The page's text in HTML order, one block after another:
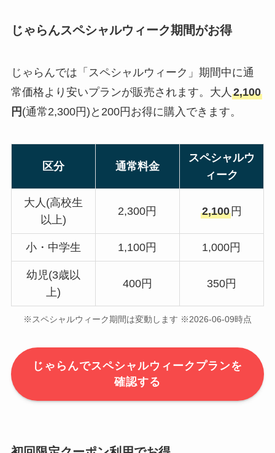
じゃらんスペシャルウィーク期間がお得
じゃらんでは「スペシャルウィーク」期間中に通
常価格より安いプランが販売されます。大人 2,100
円 (通常2,300円)と200円お得に購入できます。
区分 通常料金
スペシャルウ
ィーク
大人(高校生
以上)
2,300円 2,100円
小・中学生 1,100円 1,000円
幼児(3歳以
上)
400円 350円
※スペシャルウィーク期間は変動します ※2026-06-09時点
じゃらんでスペシャルウィークプランを
確認する